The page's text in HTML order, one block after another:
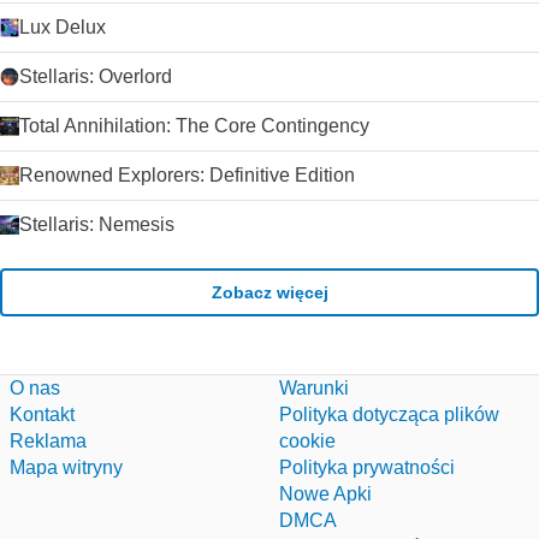
Lux Delux
Stellaris: Overlord
Total Annihilation: The Core Contingency
Renowned Explorers: Definitive Edition
Stellaris: Nemesis
Zobacz więcej
O nas
Kontakt
Reklama
Mapa witryny
Warunki
Polityka dotycząca plików
cookie
Polityka prywatności
Nowe Apki
DMCA